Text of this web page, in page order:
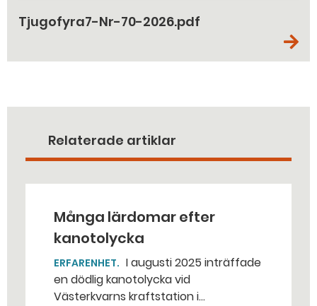
Tjugofyra7-Nr-70-2026.pdf
Relaterade artiklar
Många lärdomar efter
kanotolycka
ERFARENHET
en dödlig kanotolycka vid
Västerkvarns kraftstation i